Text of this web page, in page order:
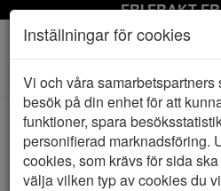
FRI FRAKT
Toggle
navigation
HEM ADIDAS
Inställningar för cookies
Vi och våra
besök på din enhet för att
funktioner, spara
personifierad marknadsföring.
cookies, som krävs för sida
välja vilken typ av cookies du